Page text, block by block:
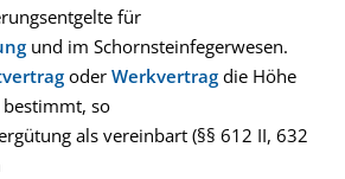
für
und im Schornsteinfegerwesen.
oder Werkvertrag die Höhe
so
als vereinbart (§§ 612 II, 632